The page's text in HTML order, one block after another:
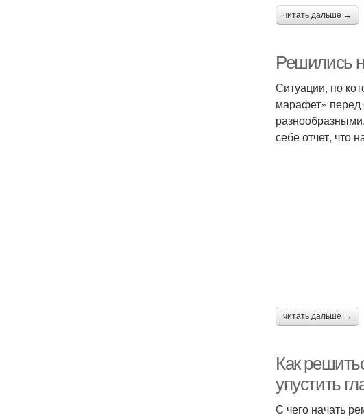
читать дальше →
Решились
Ситуации, по
марафет» перед
себе отчет, что
читать дальше →
Как
упустить
С чего начать